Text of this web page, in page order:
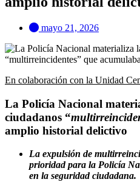
mayo 21, 2026
En colaboración con la Unidad
La Policía Nacional
ciudadanos “
amplio historial delictivo
La expulsión de
prioridad para la Policía
en la seguridad ciudadana.